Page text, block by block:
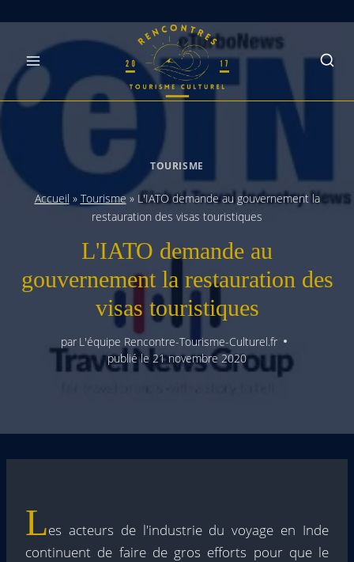
content
TOURISME
Accueil » Tourisme» L'IATO demande au gouvernement la
restauration des visas touristiques
L'IATO demande au
gouvernement la restauration des
visas touristiques
par L'équipe Rencontre-Tourisme-Culturel.fr
publié le 21 novembre 2020
Les acteurs de l'industrie du voyage en Inde
continuent de faire de gros efforts pour que le